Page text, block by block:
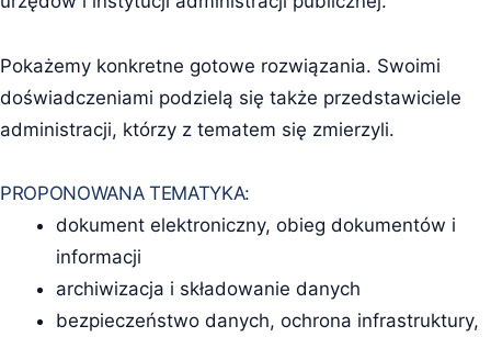
Pokażemy konkretne gotowe rozwiązania. Swoimi
doświadczeniami podzielą się także przedstawiciele
administracji, którzy z tematem się zmierzyli.
PROPONOWANA TEMATYKA:
dokument elektroniczny, obieg dokumentów i
informacji
archiwizacja i składowanie danych
bezpieczeństwo danych, ochrona infrastruktury,